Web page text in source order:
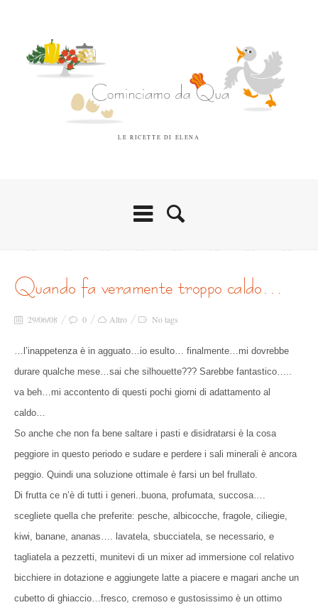
LE RICETTE DI ELENA
quando fa veramente troppo caldo…
29/06/08 0 Altro No tags
…l’inappetenza è in agguato…io esulto… finalmente…mi dovrebbe
durare qualche mese…sai che silhouette??? Sarebbe fantastico…..
va beh…mi accontento di questi pochi giorni di adattamento al
caldo…
So anche che non fa bene saltare i pasti e disidratarsi è la cosa
peggiore in questo periodo e sudare e perdere i sali minerali è ancora
peggio. Quindi una soluzione ottimale è farsi un bel frullato.
Di frutta ce n’è di tutti i generi..buona, profumata, succosa….
scegliete quella che preferite: pesche, albicocche, fragole, ciliegie,
kiwi, banane, ananas…. lavatela, sbucciatela, se necessario, e
tagliatela a pezzetti, munitevi di un mixer ad immersione col relativo
bicchiere in dotazione e aggiungete latte a piacere e magari anche un
cubetto di ghiaccio…fresco, cremoso e gustosissimo è un ottimo